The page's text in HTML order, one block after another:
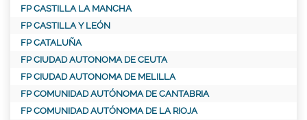
FP CASTILLA LA MANCHA
FP CASTILLA Y LEÓN
FP CATALUÑA
FP CIUDAD AUTONOMA DE CEUTA
FP CIUDAD AUTONOMA DE MELILLA
FP COMUNIDAD AUTÓNOMA DE CANTABRIA
FP COMUNIDAD AUTÓNOMA DE LA RIOJA